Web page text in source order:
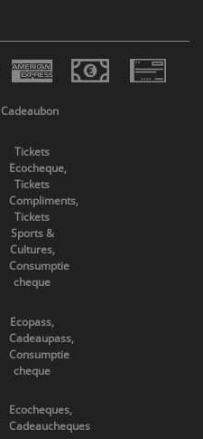
Cadeaubon
Tickets
Ecocheque,
Tickets
Compliments,
Tickets
Sports &
Cultures,
Consumptie
cheque
Ecopass,
Cadeaupass,
Consumptie
cheque
Ecocheques,
Cadeaucheques